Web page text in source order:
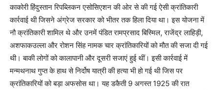
काकोरी हिंदुस्तान रिपब्लिकन एसोसिएशन की ओर से की गई ऐसी क्रांतिकारी
कार्रवाई थी जिसने अंग्रेज सरकार को भीतर तक हिला दिया था। इस योजना में
नौ क्रांतिकारी शामिल थे और उनमें पंडित रामप्रसाद बिस्मिल, राजेंद्र लाहिड़ी,
अशफाकउल्ला और रोशन सिंह नामक चार क्रांतिकारियों को मौत की सजा दी गई
थी। बाकी लोगों को कालापानी और दूसरी सजाएं हुई थीं। इसी कार्रवाई में
मन्मथनाथ गुप्त के हाथ से निर्दोष यात्री की हत्या भी हो गई थी जिस पर
क्रांतिकारियों को बड़ा अफसोस था। यह डकैती 9 अगस्त 1925 की रात